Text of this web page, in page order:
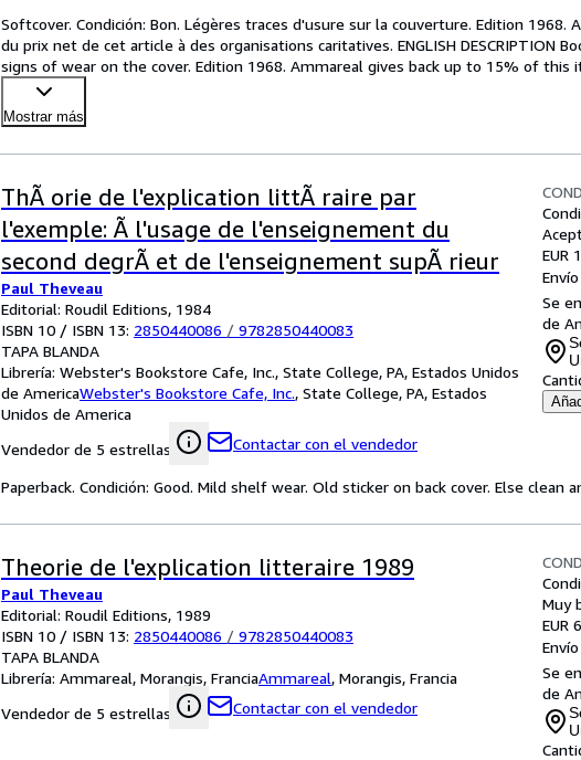
Softcover. Condición: Bon. Légères traces d'usure sur la couverture. Edition 1968.
du prix net de cet article à des organisations caritatives. ENGLISH DESCRIPTION
signs of wear on the cover. Edition 1968. Ammareal gives back up to 15% of this
Mostrar más
ThÃ orie de l'explication littÃ raire par
l'exemple: Ã l'usage de l'enseignement du
second degrÃ et de l'enseignement supÃ rieur
Paul Theveau
Editorial: Roudil Editions, 1984
ISBN 10 / ISBN 13: 2850440086 / 9782850440083
TAPA BLANDA
Librería: Webster's Bookstore Cafe, Inc., State College, PA, Estados Unidos
de AmericaWebster's Bookstore Cafe, Inc., State College, PA, Estados
Unidos de America
Vendedor de 5 estrellas
Contactar con el vendedor
EUR
Se
de
Paperback. Condición: Good. Mild shelf wear. Old sticker on back cover. Else clean
Theorie de l'explication litteraire 1989
Paul Theveau
Editorial: Roudil Editions, 1989
ISBN 10 / ISBN 13: 2850440086 / 9782850440083
TAPA BLANDA
Librería: Ammareal, Morangis, FranciaAmmareal, Morangis, Francia
Vendedor de 5 estrellas
Contactar con el vendedor
Muy
EUR
Se
de